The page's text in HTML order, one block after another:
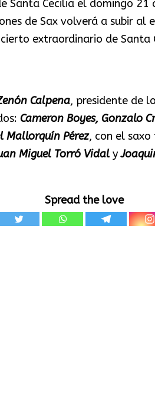
Santa Cecilia el domingo
de Sax volverá a subir al
extraordinario de Santa
Calpena, presidente de
Cameron Boyes, Gonzalo
Mallorquín Pérez, con el
Miguel Torró Vidal y
Spread the love